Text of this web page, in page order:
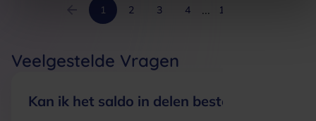
1 2 3 4 ... 19
Veelgestelde Vragen
Kan ik het saldo in delen besteden?